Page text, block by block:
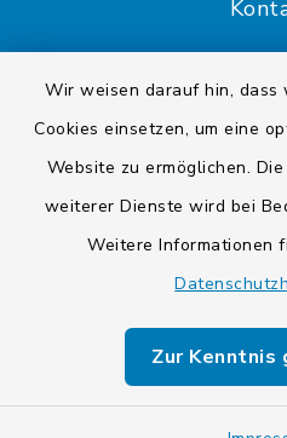
Wir weisen darauf hin,
Cookies einsetzen, um eine
Website zu ermöglichen.
weiterer Dienste wird bei
Weitere Informationen
Zur Kenntnis
Cookie-